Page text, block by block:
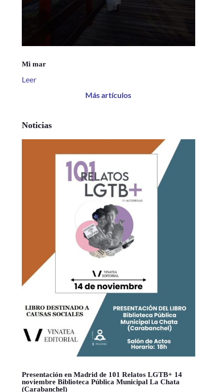
Mi mar
Leer
Más artículos
Noticias
Presentación en Madrid de 101 Relatos LGTB+ 14
noviembre Biblioteca Pública Municipal La Chata
(Carabanchel)